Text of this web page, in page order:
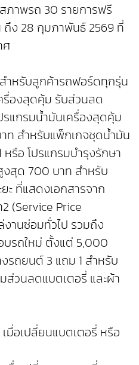
ภาพรถ 30 รายการฟรี
ถึง 28 กุมภาพันธ์ 2569 ที่
ศ
ำหรับลูกค้ารถฟอร์ดทุกรุ่น
รื่องสุดคุ้ม รับส่วนลด
แกรมน้ำมันเครื่องสุดคุ้ม
ท สำหรับแพ็กเกจชุดน้ำมัน
หรือ โปรแกรมบำรุงรักษา
สุด 700 บาท สำหรับ
ะ ที่แสดงเอกสารจาก
(Service Price
งานซ่อมทั่วไป รวมถึง
บรถใหม่ ตั้งแต่ 5,000
รถยนต์ 3 แถม 1 สำหรับ
ส่วนลดแบตเตอรี่ และผ้า
อเปลี่ยนแบตเตอรี่ หรือ